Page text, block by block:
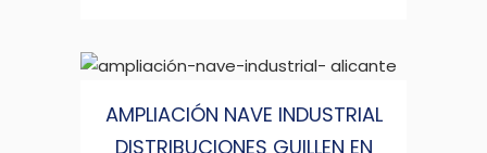
AMPLIACIÓN NAVE INDUSTRIAL
DISTRIBUCIONES GUILLEN EN